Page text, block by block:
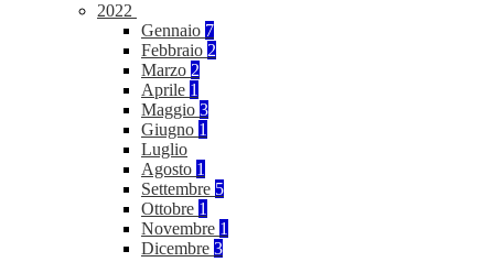
2022
Gennaio 7
Febbraio 2
Marzo 2
Aprile 1
Maggio 3
Giugno 1
Luglio
Agosto 1
Settembre 5
Ottobre 1
Novembre 1
Dicembre 3